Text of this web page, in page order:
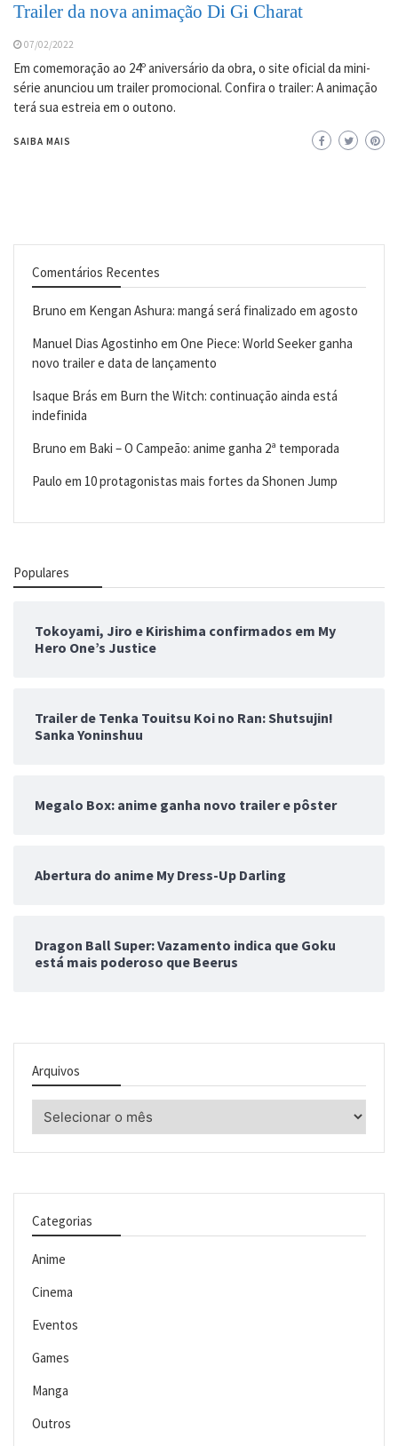
Trailer da nova animação Di Gi Charat
07/02/2022
Em comemoração ao 24º aniversário da obra, o site oficial da mini-
série anunciou um trailer promocional. Confira o trailer: A animação
terá sua estreia em o outono.
SAIBA MAIS
Comentários Recentes
Bruno em Kengan Ashura: mangá será finalizado em agosto
Manuel Dias Agostinho em One Piece: World Seeker ganha
novo trailer e data de lançamento
Isaque Brás em Burn the Witch: continuação ainda está
indefinida
Bruno em Baki – O Campeão: anime ganha 2ª temporada
Paulo em 10 protagonistas mais fortes da Shonen Jump
Populares
Tokoyami, Jiro e Kirishima confirmados em My
Hero One’s Justice
Trailer de Tenka Touitsu Koi no Ran: Shutsujin!
Sanka Yoninshuu
Megalo Box: anime ganha novo trailer e pôster
Abertura do anime My Dress-Up Darling
Dragon Ball Super: Vazamento indica que Goku
está mais poderoso que Beerus
Arquivos
Arquivos
Categorias
Anime
Cinema
Eventos
Games
Manga
Outros